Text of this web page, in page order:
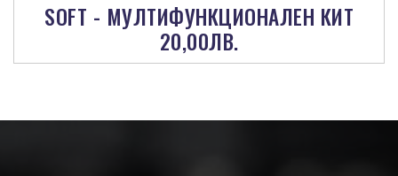
SOFT - МУЛТИФУНКЦИОНАЛЕН КИТ
20,00ЛВ.